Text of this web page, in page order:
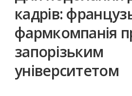
кадрів:
фармкомпанія
запорізьким
університетом